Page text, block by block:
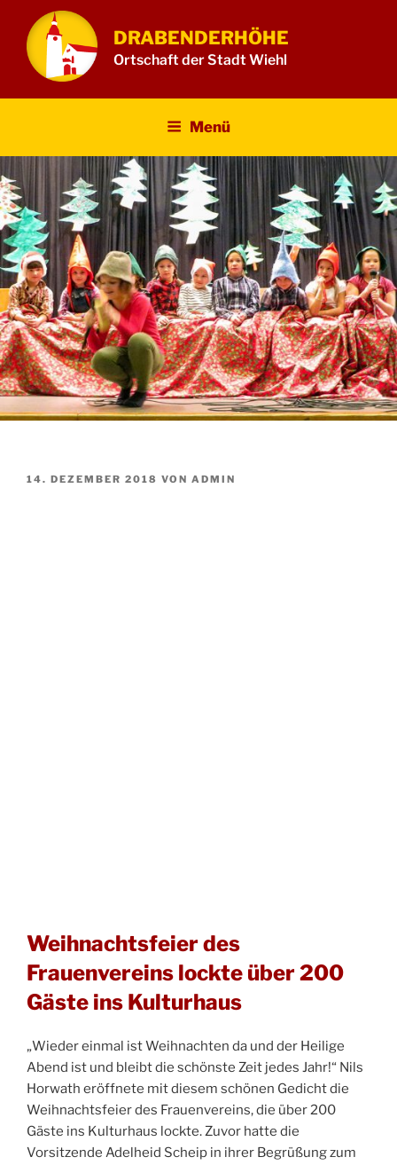
Inhalt
springen
DRABENDERHÖHE
Ortschaft der Stadt Wiehl
Menü
VERÖFFENTLICHT
14. DEZEMBER 2018 VON ADMIN
Weihnachtsfeier des
Frauenvereins lockte über 200
Gäste ins Kulturhaus
„Wieder einmal ist Weihnachten da und der Heilige
Abend ist und bleibt die schönste Zeit jedes Jahr!“ Nils
Horwath eröffnete mit diesem schönen Gedicht die
Weihnachtsfeier des Frauenvereins, die über 200
Gäste ins Kulturhaus lockte. Zuvor hatte die
Vorsitzende Adelheid Scheip in ihrer Begrüßung zum